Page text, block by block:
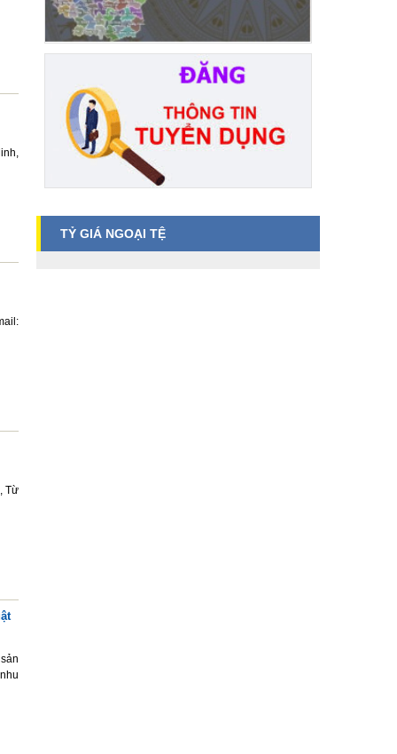
Từ
TỶ GIÁ NGOẠI TỆ